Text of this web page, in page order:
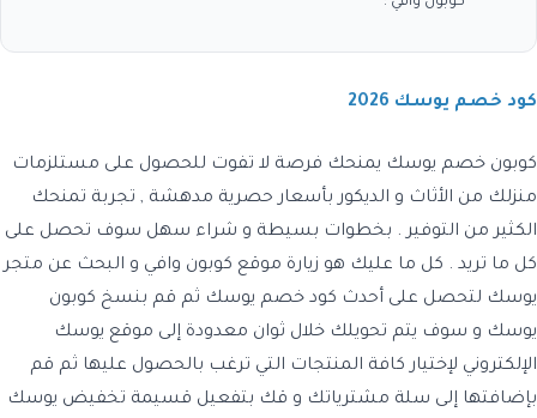
كود خصم يوسك 2026
كوبون خصم يوسك يمنحك فرصة لا تفوت للحصول على مستلزمات
منزلك من الأثاث و الديكور بأسعار حصرية مدهشة , تجربة تمنحك
الكثير من التوفير . بخطوات بسيطة و شراء سهل سوف تحصل على
كل ما تريد . كل ما عليك هو زيارة موقع كوبون وافي و البحث عن متجر
يوسك لتحصل على أحدث كود خصم يوسك ثم قم بنسخ كوبون
يوسك و سوف يتم تحويلك خلال ثوان معدودة إلى موقع يوسك
الإلكتروني لإختيار كافة المنتجات التي ترغب بالحصول عليها ثم قم
بإضافتها إلى سلة مشترياتك و قك بتفعيل قسيمة تخفيض يوسك